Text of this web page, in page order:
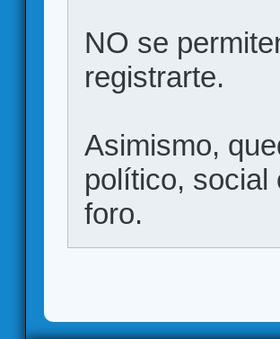
NO se
registrarte.
Asimismo,
político, social
foro.